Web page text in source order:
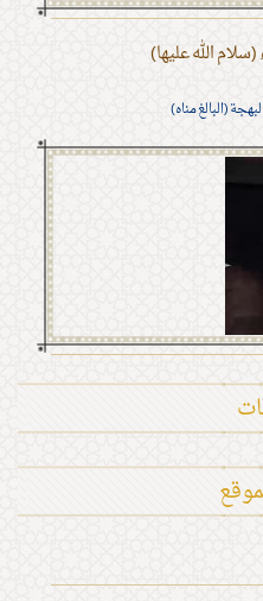
الله عليها)
(البالغ مناه)